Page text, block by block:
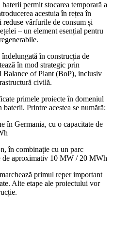
permit stocarea temporară a
acestuia în rețea în
vârfurile de consum și
– un element esențial pentru
în construcția de
în mod strategic prin
Balance of Plant (BoP), inclusiv
civilă.
primele proiecte în domeniul
Printre acestea se numără:
în Germania, cu o capacitate de
în combinație cu un parc
de aproximativ 10 MW / 20 MWh
primul reper important
Alte etape ale proiectului vor